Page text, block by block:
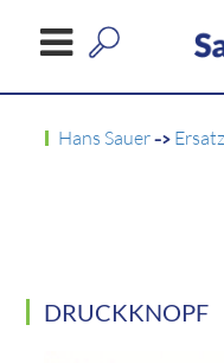
Hans Sauer->
DRUCKKNOPF